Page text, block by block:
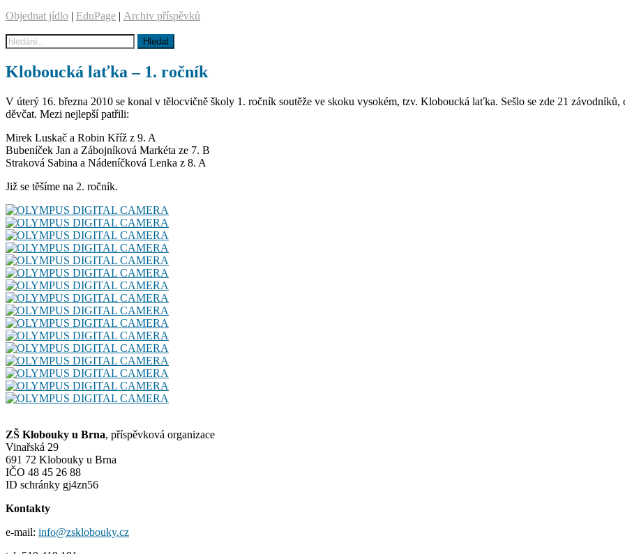
Objednat jídlo | EduPage | Archiv příspěvků
Kloboucká laťka – 1. ročník
V úterý 16. března 2010 se konal v tělocvičně školy 1. ročník soutěže ve skoku vysokém, tzv. Kloboucká laťka. Sešlo se zde 21 závodníků,
děvčat. Mezi nejlepší patřili:
Mirek Luskač a Robin Kříž z 9. A
Bubeníček Jan a Zábojníková Markéta ze 7. B
Straková Sabina a Nádeníčková Lenka z 8. A
Již se těšíme na 2. ročník.
ZŠ Klobouky u Brna, příspěvková organizace
Vinařská 29
691 72 Klobouky u Brna
IČO 48 45 26 88
ID schránky gj4zn56
Kontakty
e-mail: info@zsklobouky.cz